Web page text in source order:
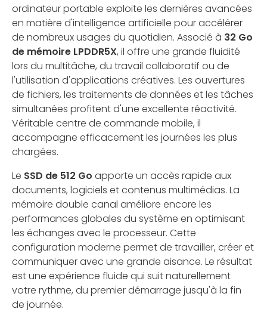
ordinateur portable exploite les dernières avancées
en matière d'intelligence artificielle pour accélérer
de nombreux usages du quotidien. Associé à 32 Go
de mémoire LPDDR5X, il offre une grande fluidité
lors du multitâche, du travail collaboratif ou de
l'utilisation d'applications créatives. Les ouvertures
de fichiers, les traitements de données et les tâches
simultanées profitent d'une excellente réactivité.
Véritable centre de commande mobile, il
accompagne efficacement les journées les plus
chargées.
Le SSD de 512 Go apporte un accès rapide aux
documents, logiciels et contenus multimédias. La
mémoire double canal améliore encore les
performances globales du système en optimisant
les échanges avec le processeur. Cette
configuration moderne permet de travailler, créer et
communiquer avec une grande aisance. Le résultat
est une expérience fluide qui suit naturellement
votre rythme, du premier démarrage jusqu'à la fin
de journée.